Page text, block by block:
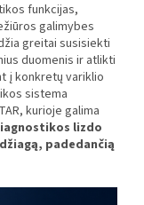
funkcijas,
galimybes
greitai susisiekti
duomenis ir atlikti
į konkretų variklio
sistema
kurioje galima
lizdo
padedančią